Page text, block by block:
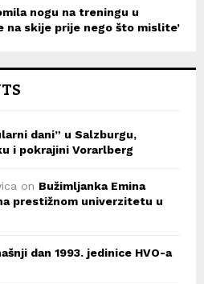
nogu na treningu u
na skije prije nego što mislite’
dani” u Salzburgu,
i pokrajini Vorarlberg
on Bužimljanka Emina
prestižnom univerzitetu u
dan 1993. jedinice HVO-a